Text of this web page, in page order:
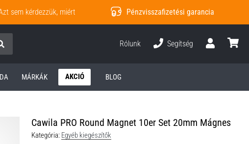
sem kérdezzük, miért Pénzvisszafizetési garancia
Rólunk
Segítség
MÁRKÁK AKCIÓ BLOG
Cawila PRO Round Magnet 10er Set 20mm Mágnes
Kategória: Egyéb kiegészítők